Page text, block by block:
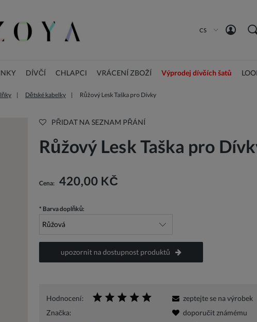
CS
DÍVČÍ CHLAPCI VRÁCENÍ ZBOŽÍ Výprodej dívčích šatů
Dětské kabelky Růžový Lesk Taška pro Dívky
PŘIDAT NA SEZNAM PŘÁNÍ
Růžový Lesk Taška pro
Cena: 420,00 KČ
* Barva doplňků:
upozornit na dostupnost produktů
Hodnocení:
Značka:
zeptejte se na výrobek
doporučit známému